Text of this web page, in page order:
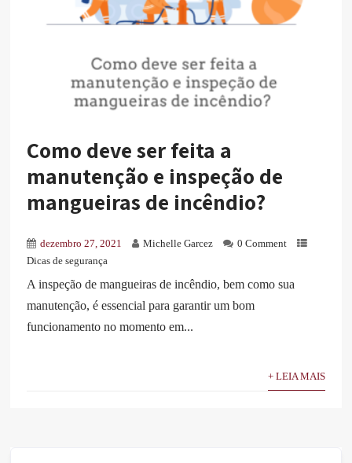
Como deve ser feita a
manutenção e inspeção de
mangueiras de incêndio?
dezembro 27, 2021 Michelle Garcez
0 Comment
Dicas de segurança
A inspeção de mangueiras de incêndio, bem como sua
manutenção, é essencial para garantir um bom
funcionamento no momento em...
+ LEIA MAIS